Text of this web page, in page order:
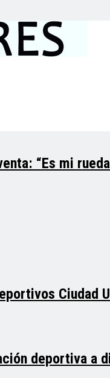
“Es mi
Ciudad
deportiva a